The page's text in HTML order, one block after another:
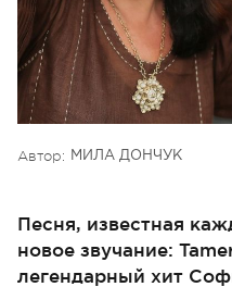
Автор: МИЛА ДОНЧУК
Песня, известная
новое звучание:
легендарный хит